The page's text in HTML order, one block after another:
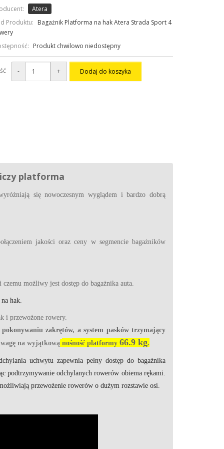
Atera
Produktu: Bagażnik Platforma na hak Atera Strada Sport 4
Produkt chwilowo niedostępny
- + Dodaj do koszyka
platforma
się nowoczesnym wyglądem i bardzo dobrą
jakości oraz ceny w segmencie bagażników
czemu możliwy jest dostęp do bagażnika auta.
hak.
i przewożone rowery.
zakrętów, a system pasków trzymający
na wyjątkową nośność platformy 66.9 kg.
uchwytu zapewnia pełny dostęp do bagażnika
podtrzymywanie odchylanych rowerów obiema rękami.
przewożenie rowerów o dużym rozstawie osi.